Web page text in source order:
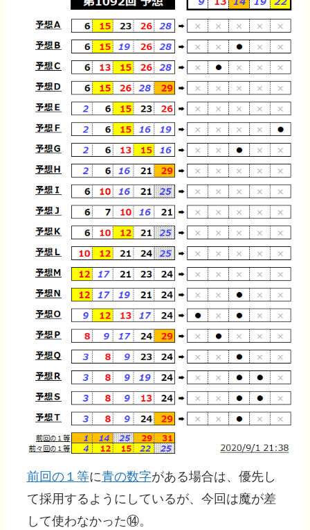
前回の１等に青の数字がある場合は、優先し
て採用するようにしているが、今回は魔が差
して使わなかった⑭。